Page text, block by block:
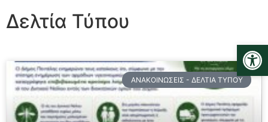
Δελτία Τύπου
ΑΝΑΚΟΙΝΏΣΕΙΣ - ΔΕΛΤΊΑ ΤΎΠΟΥ